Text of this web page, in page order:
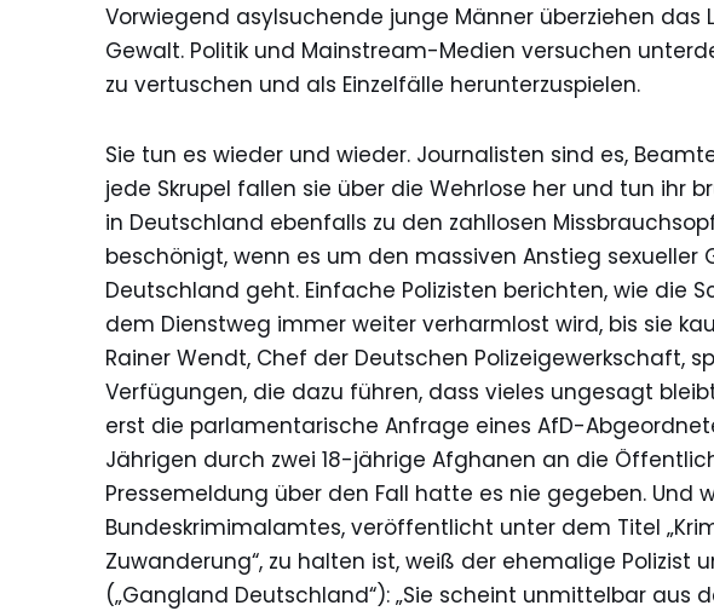
Vorwiegend asylsuchende junge Männer überziehen das
Gewalt. Politik und Mainstream-Medien versuchen
zu vertuschen und als Einzelfälle herunterzuspielen.
Sie tun es wieder und wieder. Journalisten sind es,
jede Skrupel fallen sie über die Wehrlose her und tun ihr
in Deutschland ebenfalls zu den zahllosen
beschönigt, wenn es um den massiven Anstieg sexueller
Deutschland geht. Einfache Polizisten berichten, wie die
dem Dienstweg immer weiter verharmlost wird, bis sie
Rainer Wendt, Chef der Deutschen Polizeigewerkschaft,
Verfügungen, die dazu führen, dass vieles ungesagt
erst die parlamentarische Anfrage eines AfD-
Jährigen durch zwei 18-jährige Afghanen an die
Pressemeldung über den Fall hatte es nie gegeben. Und
Bundeskrimimalamtes, veröffentlicht unter dem Titel
Zuwanderung“, zu halten ist, weiß der ehemalige Polizist
(„Gangland Deutschland“): „Sie scheint unmittelbar aus